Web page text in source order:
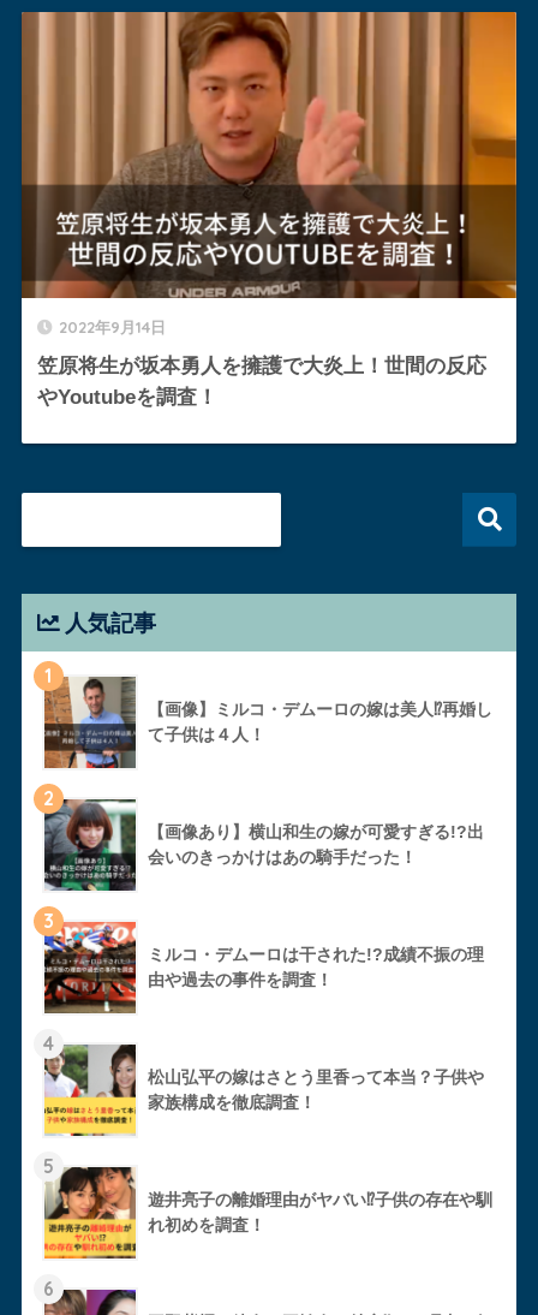
2022年9月14日
笠原将生が坂本勇人を擁護で大炎上！世間の反応
やYoutubeを調査！
人気記事
1
【画像】ミルコ・デムーロの嫁は美人⁉︎再婚し
て子供は４人！
2
【画像あり】横山和生の嫁が可愛すぎる!?出
会いのきっかけはあの騎手だった！
3
ミルコ・デムーロは干された!?成績不振の理
由や過去の事件を調査！
4
松山弘平の嫁はさとう里香って本当？子供や
家族構成を徹底調査！
5
遊井亮子の離婚理由がヤバい⁉︎子供の存在や馴
れ初めを調査！
6